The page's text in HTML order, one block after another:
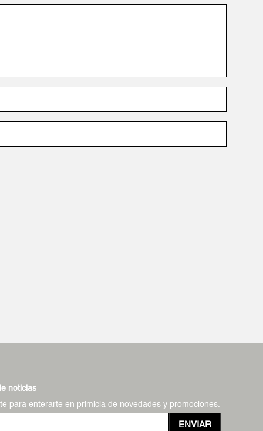
noticias
para enterarte en primicia de novedades y promociones.
ENVIAR